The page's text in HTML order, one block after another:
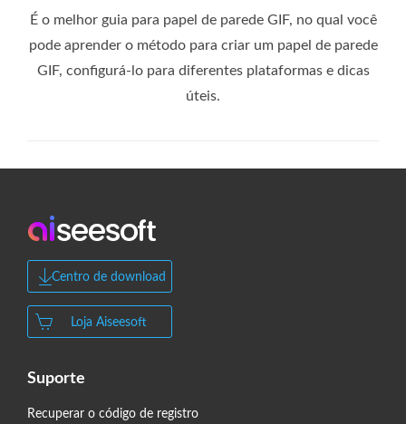
É o melhor guia para papel de parede GIF, no qual você
pode aprender o método para criar um papel de parede
GIF, configurá-lo para diferentes plataformas e dicas
úteis.
Centro de download
Loja Aiseesoft
Suporte
Recuperar o código de registro